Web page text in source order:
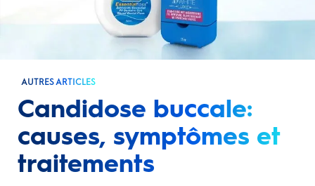
AUTRES ARTICLES
Candidose buccale:
causes, symptômes et
traitements